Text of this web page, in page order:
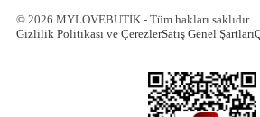
© 2026 MYLOVEBUTİK - Tüm hakları saklıdır.
Gizlilik Politikası ve ÇerezlerSatış Genel Şartları